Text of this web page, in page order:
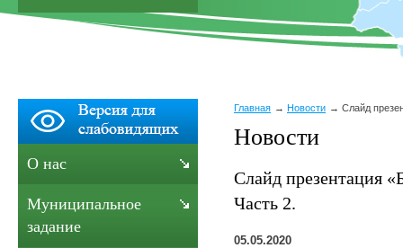
Главная Новости Слайд
Новости
Слайд презентация
Часть 2.
05.05.2020
О нас
Муниципальное
задание